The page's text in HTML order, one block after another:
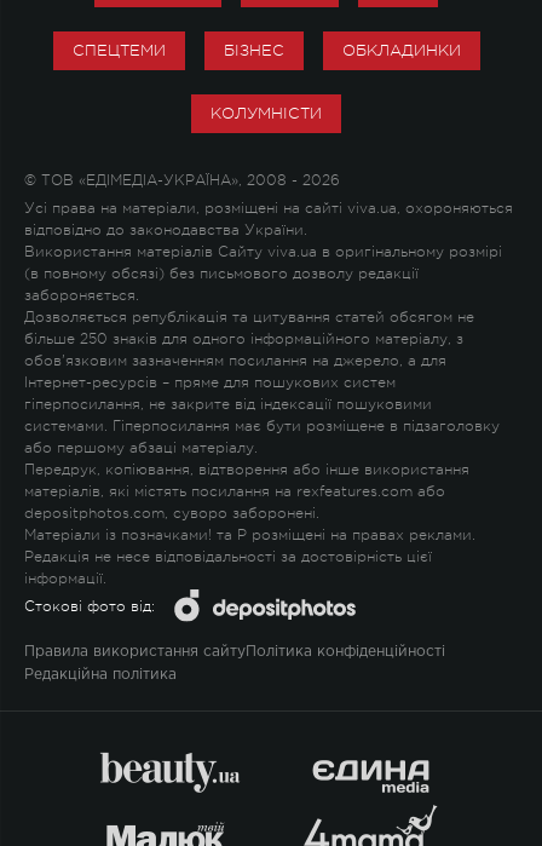
СПЕЦТЕМИ БІЗНЕС ОБКЛАДИНКИ
КОЛУМНІСТИ
© ТОВ «ЕДІМЕДІА-УКРАЇНА», 2008 - 2026
Усі права на матеріали, розміщені на сайті viva.ua, охороняються
відповідно до законодавства України.
Використання матеріалів Сайту viva.ua в оригінальному розмірі
(в повному обсязі) без письмового дозволу редакції
забороняється.
Дозволяється републікація та цитування статей обсягом не
більше 250 знаків для одного інформаційного матеріалу, з
обов'язковим зазначенням посилання на джерело, а для
Інтернет-ресурсів – пряме для пошукових систем
гіперпосилання, не закрите від індексації пошуковими
системами. Гіперпосилання має бути розміщене в підзаголовку
або першому абзаці матеріалу.
Передрук, копіювання, відтворення або інше використання
матеріалів, які містять посилання на rexfeatures.com або
depositphotos.com, суворо заборонені.
Матеріали із позначками! та P розміщені на правах реклами.
Редакція не несе відповідальності за достовірність цієї
інформації.
Стокові фото від:
Правила використання сайту Політика конфіденційності
Редакційна політика